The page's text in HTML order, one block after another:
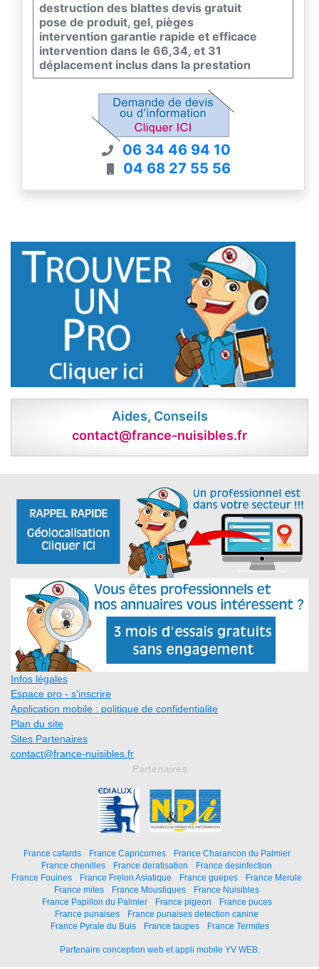
destruction des blattes devis gratuit
pose de produit, gel, pièges
intervention garantie rapide et efficace
intervention dans le 66,34, et 31
déplacement inclus dans la prestation
06 34 46 94 10
04 68 27 55 56
Aides, Conseils
contact@france-nuisibles.fr
Infos légales
Espace pro - s'inscrire
Application mobile : politique de confidentialite
Plan du site
Sites Partenaires
contact@france-nuisibles.fr
Partenaires
France cafards France Capricornes
France Charancon du Palmier
France chenilles
France deratisation
France desinfection
France Fouines
France Frelon Asiatique France guepes
France Merule
France mites
France Moustiques
France Nuisibles
France Papillon du Palmier
France pigeon
France puces
France punaises
France punaises detection canine
France Pyrale du Buis
France taupes France Termites
Partenaire conception web et appli mobile YV WEB.